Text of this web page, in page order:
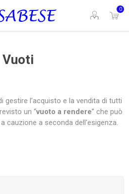
0
Vuoti
gestire l’acquisto e la vendita di tutti
un “vuoto a rendere” che può
cauzione a seconda dell'esigenza.